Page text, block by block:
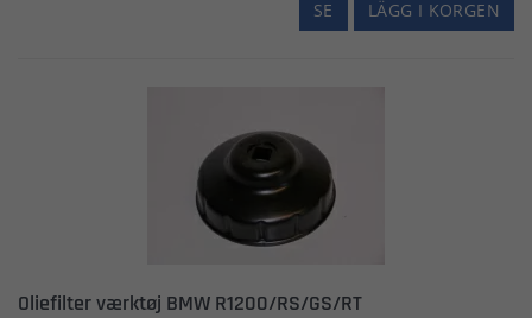
LÄGG I KORGEN
SE
Oliefilter værktøj BMW R1200/RS/GS/RT